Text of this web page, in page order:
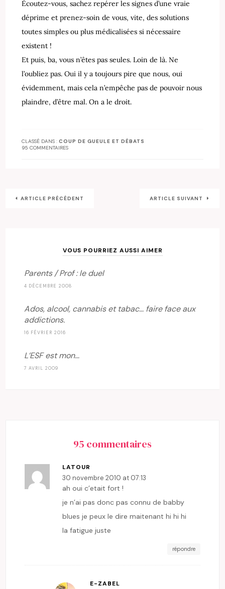
Écoutez-vous, sachez repérer les signes d’une vraie
déprime et prenez-soin de vous, vite, des solutions
toutes simples ou plus médicalisées si nécessaire
existent !
Et puis, ba, vous n’êtes pas seules. Loin de là. Ne
l’oubliez pas. Oui il y a toujours pire que nous, oui
évidemment, mais cela n’empêche pas de pouvoir nous
plaindre, d’être mal. On a le droit.
CLASSÉ DANS :COUP DE GUEULE ET DÉBATS
95 COMMENTAIRES
ARTICLE PRÉCÉDENT ARTICLE SUIVANT
VOUS POURRIEZ AUSSI AIMER
Parents / Prof : le duel
4 DÉCEMBRE 2008
Ados, alcool, cannabis et tabac… faire face aux
addictions.
16 FÉVRIER 2016
L’ESF est mon…
7 AVRIL 2009
95 commentaires
LATOUR
30 novembre 2010 at 07:13
ah oui c’etait fort !
je n’ai pas donc pas connu de babby
blues je peux le dire maitenant hi hi hi
la fatigue juste
répondre
E-ZABEL